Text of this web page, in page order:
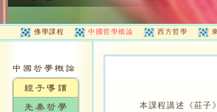
佛學課程 中國哲學概論 西方哲學
本課程講述《莊子